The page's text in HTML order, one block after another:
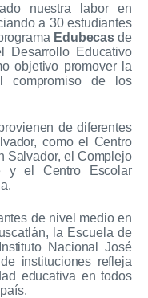
nuestra labor en
a 30 estudiantes
Edubecas de
Desarrollo Educativo
objetivo promover la
compromiso de los
de diferentes
como el Centro
Salvador, el Complejo
y el Centro Escolar
de nivel medio en
la Escuela de
Nacional José
instituciones refleja
educativa en todos